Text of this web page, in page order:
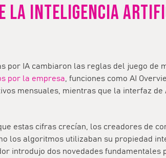
LA INTELIGENCIA
por IA cambiaron las reglas del juego de
por la empresa , funciones como AI
mensuales, mientras que la interfaz de
estas cifras crecían, los creadores de
los algoritmos utilizaban su propiedad
introdujo dos novedades fundamentales